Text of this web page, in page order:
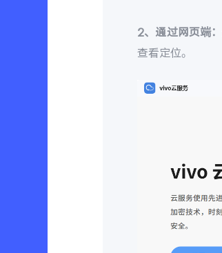
2、通过网页端：
查看定位。